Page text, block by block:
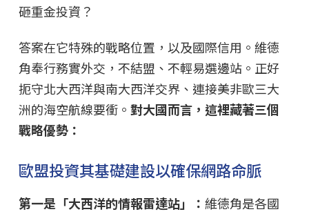
砸重金投資？
答案在它特殊的戰略位置，以及國際信用。維德
角奉行務實外交，不結盟、不輕易選邊站。正好
扼守北大西洋與南大西洋交界、連接美非歐三大
洲的海空航線要衝。 對大國而言，這裡藏著三個
戰略優勢：
歐盟投資其基礎建設以確保網路命脈
第一是「大西洋的情報雷達站」： 維德角是各國